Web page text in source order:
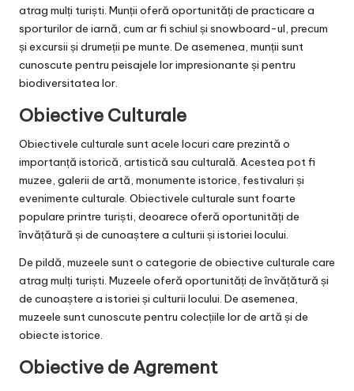
atrag mulți turiști. Munții oferă oportunități de practicare a
sporturilor de iarnă, cum ar fi schiul și snowboard-ul, precum
și excursii și drumeții pe munte. De asemenea, munții sunt
cunoscute pentru peisajele lor impresionante și pentru
biodiversitatea lor.
Obiective Culturale
Obiectivele culturale sunt acele locuri care prezintă o
importanță istorică, artistică sau culturală. Acestea pot fi
muzee, galerii de artă, monumente istorice, festivaluri și
evenimente culturale. Obiectivele culturale sunt foarte
populare printre turiști, deoarece oferă oportunități de
învățătură și de cunoaștere a culturii și istoriei locului.
De pildă, muzeele sunt o categorie de obiective culturale care
atrag mulți turiști. Muzeele oferă oportunități de învățătură și
de cunoaștere a istoriei și culturii locului. De asemenea,
muzeele sunt cunoscute pentru colecțiile lor de artă și de
obiecte istorice.
Obiective de Agrement